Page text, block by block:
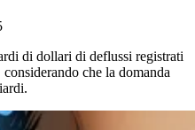
di dollari di deflussi registrati
che la domanda